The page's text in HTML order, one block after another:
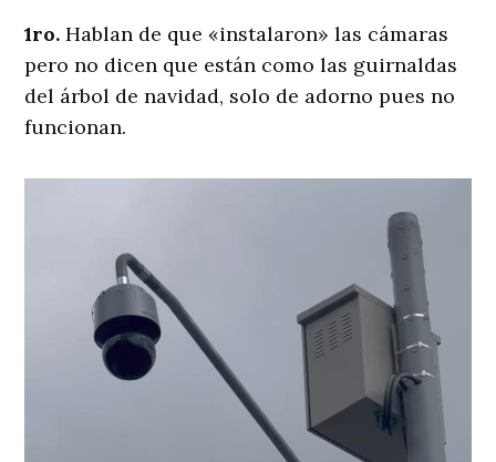
1ro. Hablan de que «instalaron» las cámaras
pero no dicen que están como las guirnaldas
del árbol de navidad, solo de adorno pues no
funcionan.